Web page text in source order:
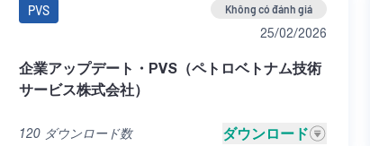
PVS Không có đánh giá
25/02/2026
企業アップデート・PVS（ペトロベトナム技術
サービス株式会社）
120 ダウンロード数 ダウンロード